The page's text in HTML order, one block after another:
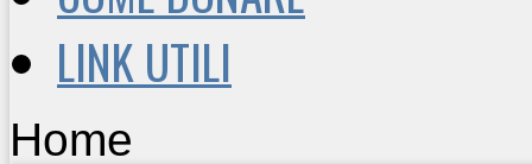
LINK UTILI
Home